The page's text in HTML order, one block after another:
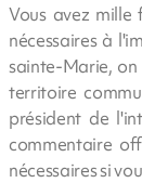
Vous avez mille
nécessaires à
sainte-Marie, on
territoire
président de
commentaire
nécessaires si